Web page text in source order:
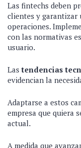
Las fintechs deben
clientes y garantizar
operaciones.
con las normativas
usuario.
Lastendencias
evidencian la
Adaptarse a estos
empresa que quiera
actual.
A medida que